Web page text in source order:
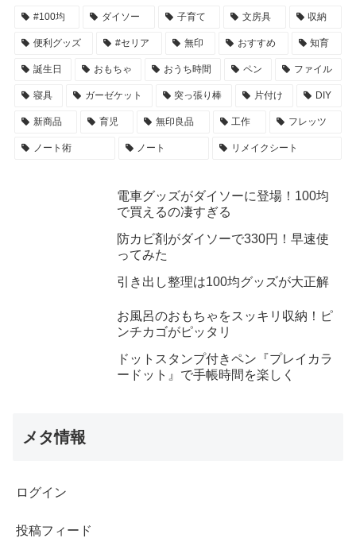
#100均 ダイソー 子育て 文房具 収納
便利グッズ #セリア 無印 おすすめ 知育
誕生日 おもちゃ おうち時間 ペン ファイル
寝具 ガーゼケット 突っ張り棒 片付け DIY
新商品 育児 無印良品 工作 フレッツ
ノート術 ノート リメイクシート
電車グッズがダイソーに登場！100均
で買えるの凄すぎる
防カビ剤がダイソーで330円！早速使
ってみた
引き出し整理は100均グッズが大正解
お風呂のおもちゃをスッキリ収納！ピ
ンチカゴがピッタリ
ドットスタンプ付きペン『プレイカラ
ードット』で手帳時間を楽しく
メタ情報
ログイン
投稿フィード